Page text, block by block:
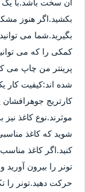
بکشید.اگر هنوز
بگیرید.شما می
کمکی را که می
پرینتر من چاپ می
شده اند:کیفیت کار
کارتریج جوهرافشان
موثرند.نوع کاغذ
شوید که کاغذ
کنید.اگر کاغذ
تونر را بیرون
حرکت دهید.تونر را